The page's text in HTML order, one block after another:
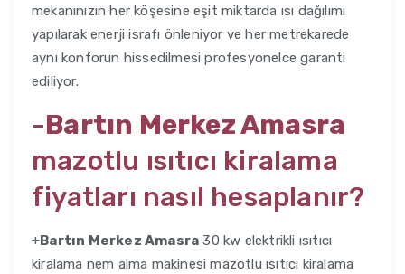
mekanınızın her köşesine eşit miktarda ısı dağılımı
yapılarak enerji israfı önleniyor ve her metrekarede
aynı konforun hissedilmesi profesyonelce garanti
ediliyor.
-Bartın Merkez Amasra
mazotlu ısıtıcı kiralama
fiyatları nasıl hesaplanır?
+Bartın Merkez Amasra 30 kw elektrikli ısıtıcı
kiralama nem alma makinesi mazotlu ısıtıcı kiralama